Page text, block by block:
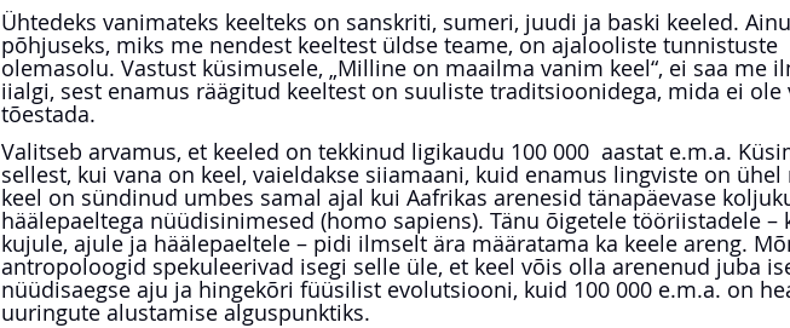
Ühtedeks vanimateks keelteks on sanskriti, sumeri, juudi ja baski keeled.
põhjuseks, miks me nendest keeltest üldse teame, on ajalooliste tunnistuste
olemasolu. Vastust küsimusele, „Milline on maailma vanim keel“, ei saa me
iialgi, sest enamus räägitud keeltest on suuliste traditsioonidega, mida ei
tõestada.
Valitseb arvamus, et keeled on tekkinud ligikaudu 100 000  aastat e.m.a.
sellest, kui vana on keel, vaieldakse siiamaani, kuid enamus lingviste on ühel
keel on sündinud umbes samal ajal kui Aafrikas arenesid tänapäevase
häälepaeltega nüüdisinimesed (homo sapiens). Tänu õigetele tööriistadele –
kujule, ajule ja häälepaeltele – pidi ilmselt ära määratama ka keele areng.
antropoloogid spekuleerivad isegi selle üle, et keel võis olla arenenud juba
nüüdisaegse aju ja hingekõri füüsilist evolutsiooni, kuid 100 000 e.m.a. on
uuringute alustamise alguspunktiks.